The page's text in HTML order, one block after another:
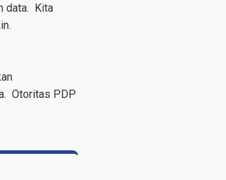
data. Kita
Otoritas PDP